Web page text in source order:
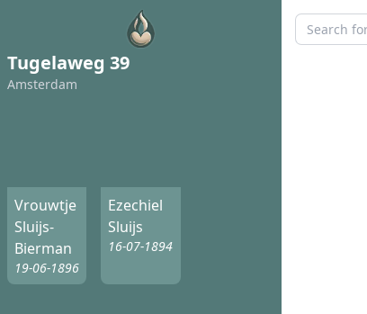
Tugelaweg 39
Amsterdam
Vrouwtje
Sluijs-
Bierman
19-06-1896
Ezechiel
Sluijs
16-07-1894